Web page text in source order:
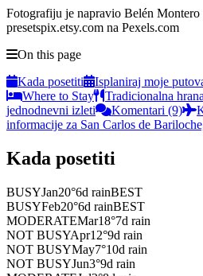
Fotografiju je napravio Belén
presetspix.etsy.com na Pexels.com
On this page
Kada posetiti
Isplaniraj moje
Where to Stay
Tradicionalna
jednodnevni izleti
Komentari (9)
informacije za San Carlos de
Kada posetiti
BUSYJan20°6d rainBEST
BUSYFeb20°6d rainBEST
MODERATEMar18°7d rain
NOT BUSYApr12°9d rain
NOT BUSYMay7°10d rain
NOT BUSYJun3°9d rain